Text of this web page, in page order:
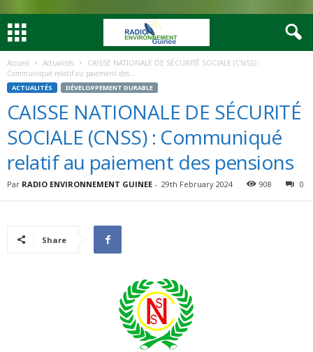
Accueil Actualités
CAISSE NATIONALE DE SÉCURITÉ SOCIALE (CNSS) :
Communiqué relatif au paiement des...
ACTUALITÉS DÉVELOPPEMENT DURABLE
CAISSE NATIONALE DE SÉCURITÉ
SOCIALE (CNSS) : Communiqué
relatif au paiement des pensions
Par RADIO ENVIRONNEMENT GUINEE - 29th February 2024 908 0
Share